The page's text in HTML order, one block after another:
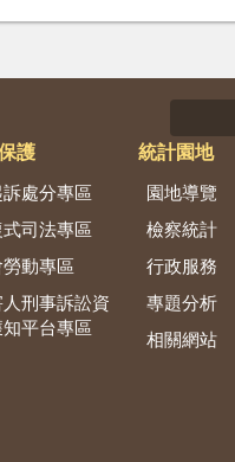
護
處分專區
司法專區
動專區
人刑事訴訟資
平台專區
統計園地
園地導覽
檢察統計
行政服務
專題分析
相關網站